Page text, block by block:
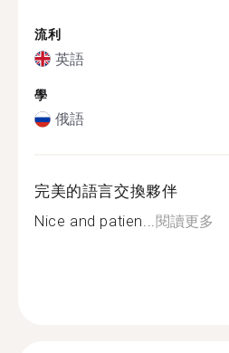
流利
英語
學
俄語
完美的語言交換夥伴
Nice and patien...閱讀更多